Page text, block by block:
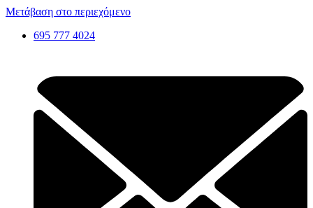
Μετάβαση στο περιεχόμενο
695 777 4024